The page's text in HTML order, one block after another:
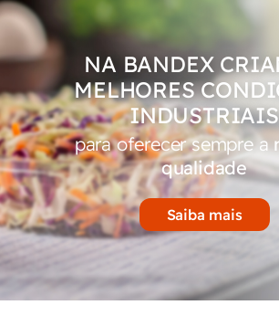
NA BANDEX
MELHORES
INDUSTRIAIS
para oferecer sempre a
qualidade
Saiba mais